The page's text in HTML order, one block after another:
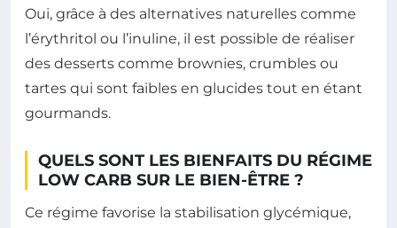
Oui, grâce à des alternatives naturelles comme
l’érythritol ou l’inuline, il est possible de réaliser
des desserts comme brownies, crumbles ou
tartes qui sont faibles en glucides tout en étant
gourmands.
QUELS SONT LES BIENFAITS DU RÉGIME
LOW CARB SUR LE BIEN-ÊTRE ?
Ce régime favorise la stabilisation glycémique,